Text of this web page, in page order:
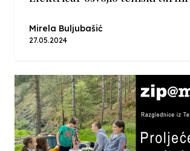
Mirela Buljubašić
27.05.2024